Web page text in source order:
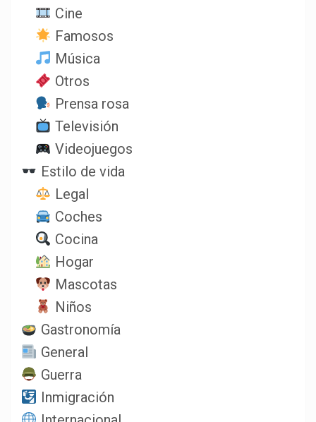
Cine
Famosos
Música
Otros
Prensa rosa
Televisión
Videojuegos
Estilo de vida
Legal
Coches
Cocina
Hogar
Mascotas
Niños
Gastronomía
General
Guerra
Inmigración